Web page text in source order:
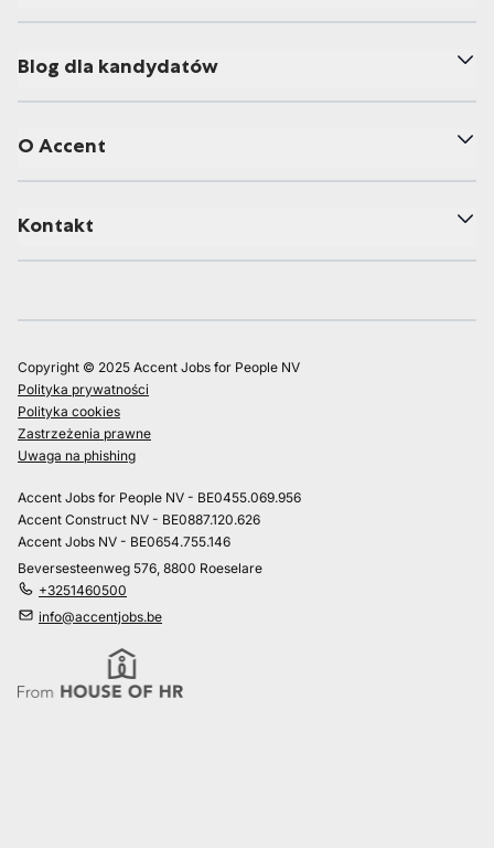
Blog dla kandydatów
O Accent
Kontakt
Copyright © 2025 Accent Jobs for People NV
Polityka prywatności
Polityka cookies
Zastrzeżenia prawne
Uwaga na phishing
Accent Jobs for People NV - BE0455.069.956
Accent Construct NV - BE0887.120.626
Accent Jobs NV - BE0654.755.146
Beversesteenweg 576, 8800 Roeselare
+3251460500
info@accentjobs.be